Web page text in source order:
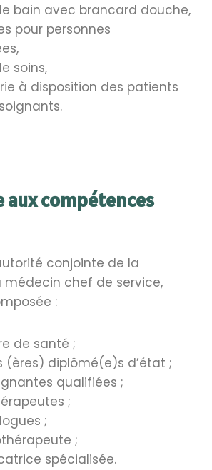
bain avec brancard douche,
pour personnes
soins,
à disposition des patients
aux compétences
conjointe de la
chef de service,
:
de santé ;
(ères) diplômé(e)s d’état ;
qualifiées ;
;
;
;
spécialisée.